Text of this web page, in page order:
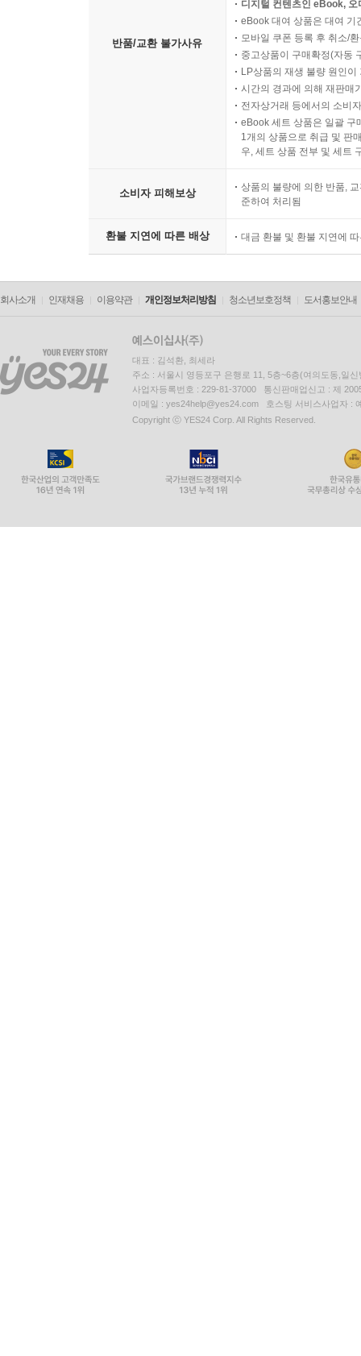
반품/교환 불가사유
디지털 컨텐츠인 eBook,
eBook 대여 상품은 대여 기
모바일 쿠폰 등록 후 취소/
중고상품이 구매확정(자동
LP상품의 재생 불량 원인
시간의 경과에 의해 재판매
전자상거래 등에서의 소비
eBook 세트 상품은 일괄 구
1개의 상품으로 취급 및 판
우, 세트 상품 전부 및 세트
소비자 피해보상
상품의 불량에 의한 반품,
준하여 처리됨
환불 지연에 따른 배상 대금 환불 및 환불 지연에
회사소개 인재채용 이용약관 개인정보처리방침 청소년보호정책 도서홍보안내
대표 : 김석환, 최세라
주소 : 서울시 영등포구 은행로 11, 5층~6층(여의도동,일신
사업자등록번호 : 229-81-37000 통신판매업신고 : 제
이메일 : yes24help@yes24.com 호스팅 서비스사업자 :
Copyright ⓒ YES24 Corp. All Rights Reserved.